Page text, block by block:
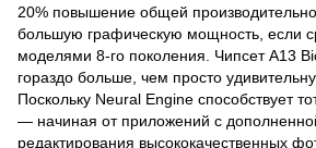
20% повышение общей
большую графическую мощность, если
моделями 8-го поколения. Чипсет A13
гораздо больше, чем просто
Поскольку Neural Engine способствует
— начиная от приложений с
редактирования высококачественных